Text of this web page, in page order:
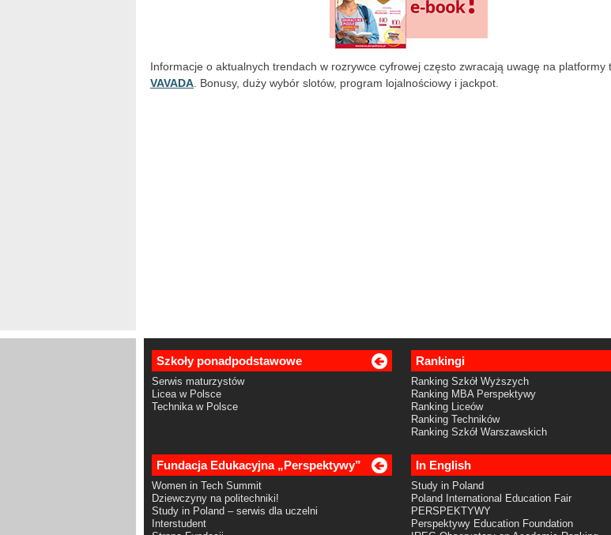
Informacje o aktualnych trendach w rozrywce cyfrowej często zwracają uwagę na platformy
VAVADA . Bonusy, duży wybór slotów, program lojalnościowy i jackpot.
Szkoły ponadpodstawowe
Serwis maturzystów
Licea w Polsce
Technika w Polsce
Rankingi
Ranking Szkół Wyższych
Ranking MBA Perspektywy
Ranking Liceów
Ranking Techników
Ranking Szkół Warszawskich
Fundacja Edukacyjna „Perspektywy”
Women in Tech Summit
Dziewczyny na politechniki!
Study in Poland – serwis dla uczelni
Interstudent
In English
Study in Poland
Poland International Education Fair
PERSPEKTYWY
Perspektywy Education Foundation